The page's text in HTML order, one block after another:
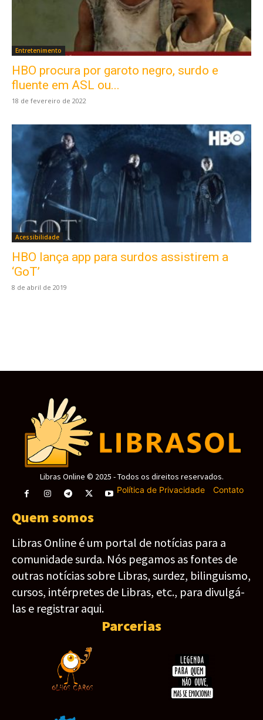
Entretenimento
HBO procura por garoto negro, surdo e
fluente em ASL ou...
18 de fevereiro de 2022
Acessibilidade
HBO lança app para surdos assistirem a
‘GoT’
8 de abril de 2019
Este site usa cookies para garantir que você
Libras Online © 2025 - Todos os direitos reservados.
Política de Privacidade- Contato
Quem somos
Libras Online é um portal de notícias para a
comunidade surda. Nós pegamos as fontes de
outras notícias sobre Libras, surdez, bilinguismo,
cursos, intérpretes de Libras, etc., para divulgá-
las e registrar aqui.
Parcerias